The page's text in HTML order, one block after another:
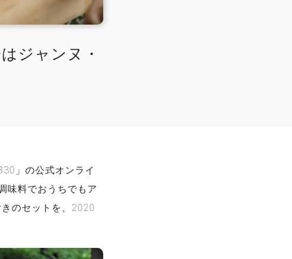
ジャンヌ・
」の公式オンライ
味料でおうちでもア
のセットを、2020